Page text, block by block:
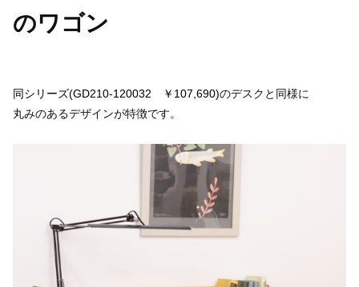
のワゴン
同シリーズ(GD210-120032 ￥107,690)のデスクと同様に
丸みのあるデザインが特徴です。